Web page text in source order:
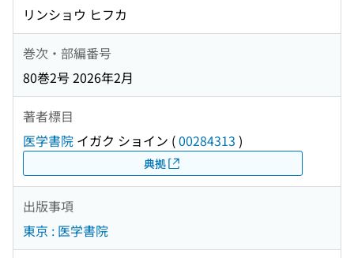
リンショウ ヒフカ
巻次・部編番号
80巻2号 2026年2月
著者標目
医学書院 イガク ショイン (00284313 )
典拠
出版事項
東京 : 医学書院